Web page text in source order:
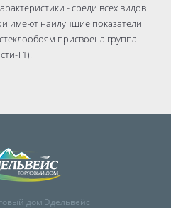
- среди всех видов
имеют наилучшие показатели
присвоена группа
Т1).
стеклотканевые обои не
кварцевый песок, сода,
микроклимат. Благодаря своим
обои позволяют
особый комфорт в помещении,
дом Эдельвейс